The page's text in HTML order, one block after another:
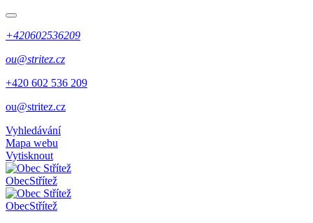
+420602536209
ou@stritez.cz
+420 602 536 209
ou@stritez.cz
Vyhledávání
Mapa webu
Vytisknout
ObecStřítež
ObecStřítež